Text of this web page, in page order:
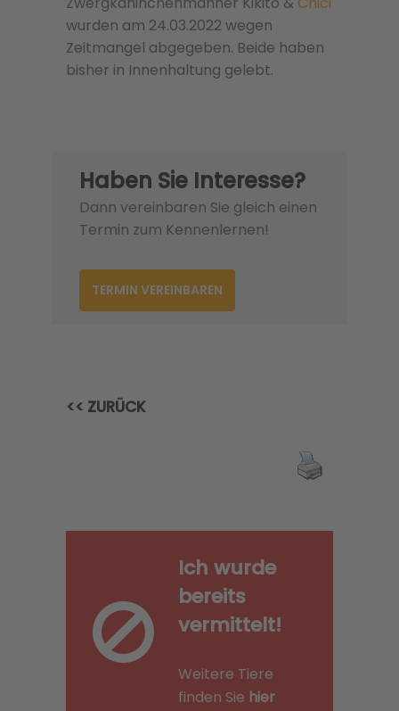
wurden am 24.03.2022 wegen
Zeitmangel abgegeben. Beide haben
bisher in Innenhaltung gelebt.
Haben Sie Interesse?
Dann vereinbaren Sie gleich einen
Termin zum Kennenlernen!
TERMIN VEREINBAREN
<< ZURÜCK
Ich wurde
bereits
vermittelt!
Weitere Tiere
finden Sie hier